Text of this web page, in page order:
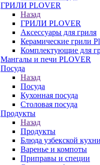
ГРИЛИ PLOVER
Назад
ГРИЛИ PLOVER
Аксессуары для гриля
Керамические грили
Комплектующие для
Мангалы и печи PLOVER
Посуда
Назад
Посуда
Кухонная посуда
Столовая посуда
Продукты
Назад
Продукты
Блюда узбекской кухни
Варенье и компоты
Приправы и специи